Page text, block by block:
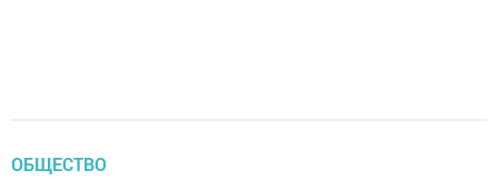
ОБЩЕСТВО